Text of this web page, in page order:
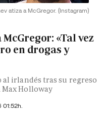
atiza a McGregor. (Instagram)
«Tal vez
en drogas y
al irlandés tras su regreso
Max Holloway